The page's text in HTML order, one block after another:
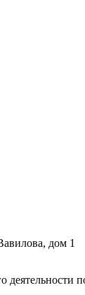
дом 1